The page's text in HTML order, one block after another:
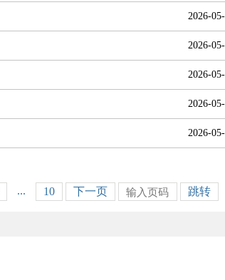
2026-
2026-
2026-
2026-
2026-
... 10 下一页 跳转